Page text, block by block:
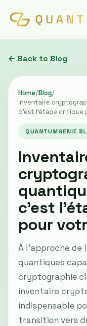
← Back to Blog
Home/Blog/
Inventaire
c'est l'étape critique
QUANTUMGENIE
c'est
pour
À l'approche de
quantiques
cryptographie
inventaire
indispensable
transition vers